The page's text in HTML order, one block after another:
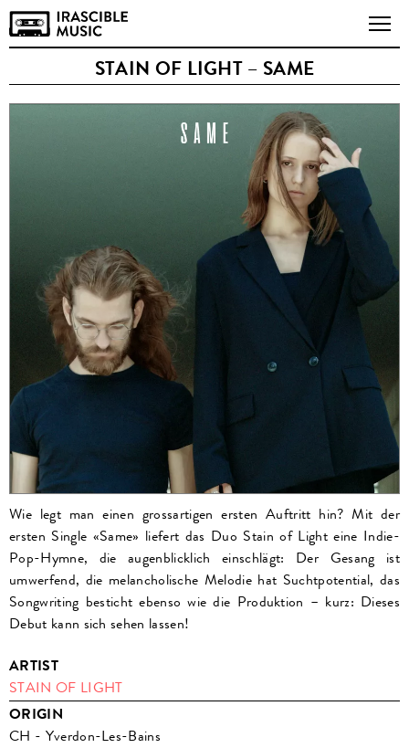
STAIN OF LIGHT – SAME
Wie legt man einen grossartigen ersten Auftritt hin? Mit der
ersten Single «Same» liefert das Duo Stain of Light eine Indie-
Pop-Hymne, die augenblicklich einschlägt: Der Gesang ist
umwerfend, die melancholische Melodie hat Suchtpotential, das
Songwriting besticht ebenso wie die Produktion – kurz: Dieses
Debut kann sich sehen lassen!
ARTIST
STAIN OF LIGHT
ORIGIN
CH - Yverdon-Les-Bains